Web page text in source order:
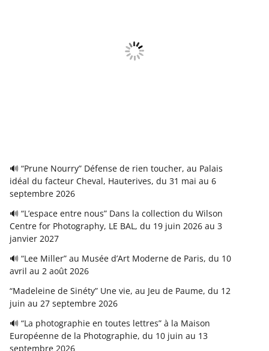
🔊 “Prune Nourry” Défense de rien toucher, au Palais
idéal du facteur Cheval, Hauterives, du 31 mai au 6
septembre 2026
🔊 “L’espace entre nous” Dans la collection du Wilson
Centre for Photography, LE BAL, du 19 juin 2026 au 3
janvier 2027
🔊 “Lee Miller” au Musée d’Art Moderne de Paris, du 10
avril au 2 août 2026
“Madeleine de Sinéty” Une vie, au Jeu de Paume, du 12
juin au 27 septembre 2026
🔊 “La photographie en toutes lettres” à la Maison
Européenne de la Photographie, du 10 juin au 13
septembre 2026